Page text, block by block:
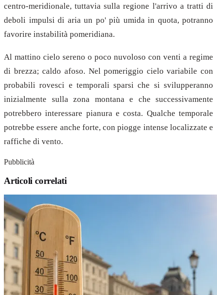
centro-meridionale, tuttavia sulla regione l'arrivo a tratti di
deboli impulsi di aria un po' più umida in quota, potranno
favorire instabilità pomeridiana.
Al mattino cielo sereno o poco nuvoloso con venti a regime
di brezza; caldo afoso. Nel pomeriggio cielo variabile con
probabili rovesci e temporali sparsi che si svilupperanno
inizialmente sulla zona montana e che successivamente
potrebbero interessare pianura e costa. Qualche temporale
potrebbe essere anche forte, con piogge intense localizzate e
raffiche di vento.
Pubblicità
Articoli correlati